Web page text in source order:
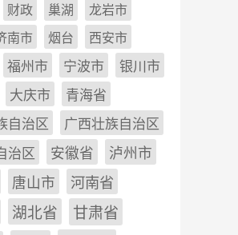
财政 巢湖 龙岩市
南市 烟台 西安市
福州市 宁波市
银川市
大庆市
青海省
自治区
广西壮族自治区
治区
安徽省
泸州市
唐山市
河南省
湖北省
甘肃省